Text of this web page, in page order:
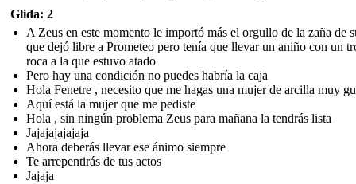
Glida: 2
A Zeus en este momento le importó más el orgullo de la zaña de
que dejó libre a Prometeo pero tenía que llevar un aniño con un
roca a la que estuvo atado
Pero hay una condición no puedes habría la caja
Hola Fenetre , necesito que me hagas una mujer de arcilla muy
Aquí está la mujer que me pediste
Hola , sin ningún problema Zeus para mañana la tendrás lista
Jajajajajajaja
Ahora deberás llevar ese ánimo siempre
Te arrepentirás de tus actos
Jajaja